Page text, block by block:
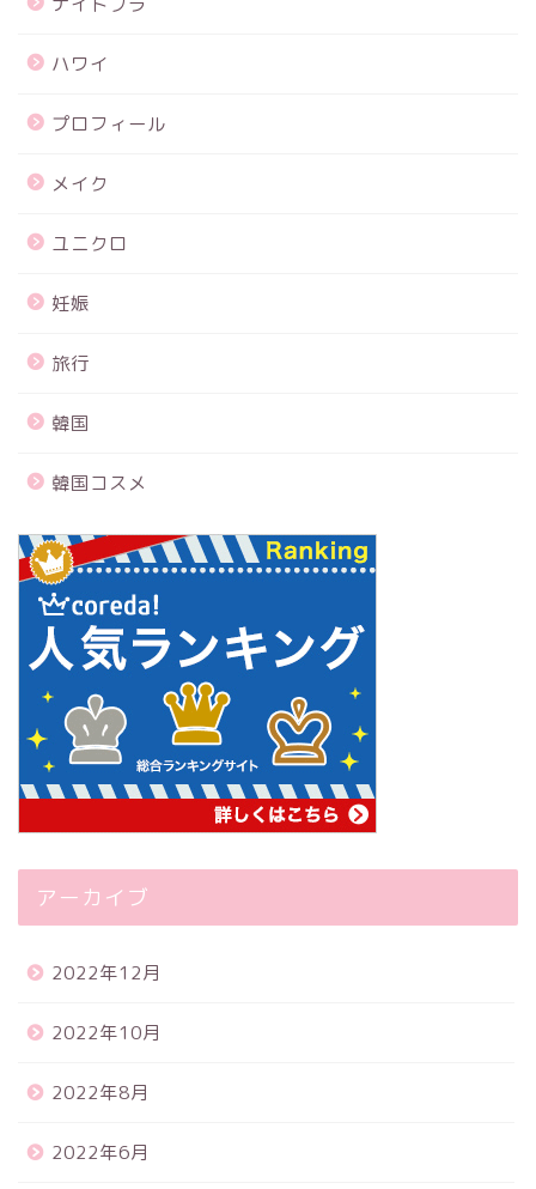
ハワイ
プロフィール
メイク
ユニクロ
妊娠
旅行
韓国
韓国コスメ
アーカイブ
2022年12月
2022年10月
2022年8月
2022年6月